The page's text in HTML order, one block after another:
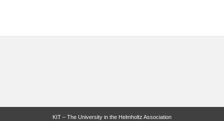
KIT – The University in the Helmholtz Association